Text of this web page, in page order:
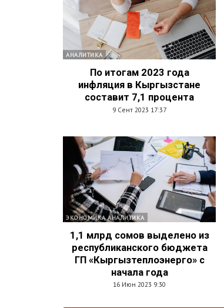
АНАЛИТИКА
По итогам 2023 года
инфляция в Кыргызстане
составит 7,1 процента
9 Сент 2023 17:37
ЭКОНОМИКА АНАЛИТИКА
1,1 млрд сомов выделено из
республиканского бюджета
ГП «Кыргызтеплоэнерго» с
начала года
16 Июн 2023 9:30